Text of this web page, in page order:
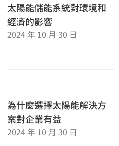
太陽能儲能系統對環境和
經濟的影響
2024 年 10 月 30 日
為什麼選擇太陽能解決方
案對企業有益
2024 年 10 月 30 日